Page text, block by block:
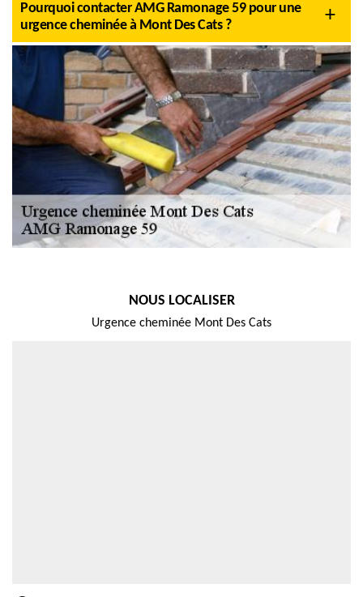
Pourquoi contacter AMG Ramonage 59 pour une
urgence cheminée à Mont Des Cats ?
NOUS LOCALISER
Urgence cheminée Mont Des Cats